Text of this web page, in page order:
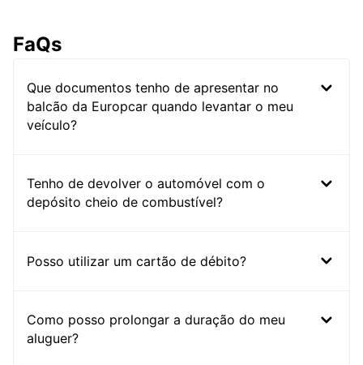
FaQs
Que documentos tenho de apresentar no
balcão da Europcar quando levantar o meu
veículo?
Tenho de devolver o automóvel com o
depósito cheio de combustível?
Posso utilizar um cartão de débito?
Como posso prolongar a duração do meu
aluguer?